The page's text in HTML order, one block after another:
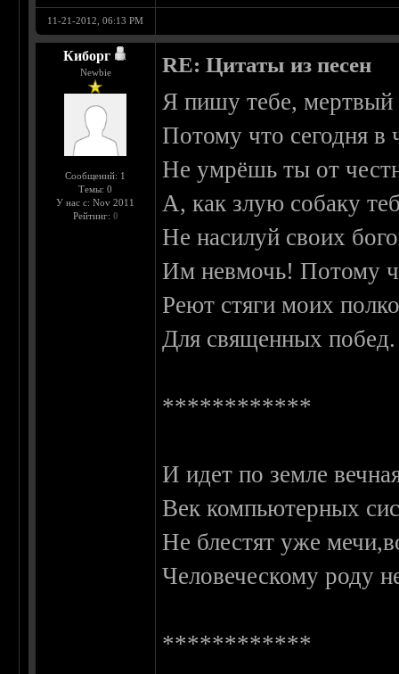
11-21-2012, 06:13 PM
Киборг
Newbie
Сообщений: 1
Темы: 0
У нас с: Nov 2011
Рейтинг: 0
RE: Цитаты из песен
Я пишу тебе, мертвый
Потому что сегодня в
Не умрёшь ты от
А, как злую собаку
Не насилуй своих
Им невмочь! Потому
Реют стяги моих
Для священных побед.
************
И идет по земле
Век компьютерных
Не блестят уже
Человеческому роду
************